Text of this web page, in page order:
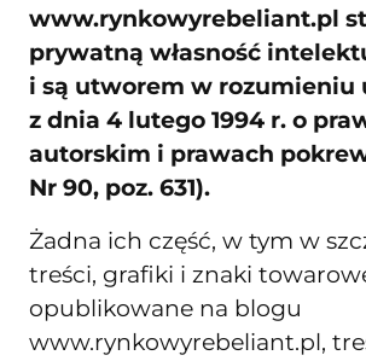
www.rynkowyrebeliant.pl
prywatną własność
i są utworem w rozumieniu
z dnia 4 lutego 1994 r. o
autorskim i prawach
Nr 90, poz. 631).
Żadna ich część, w tym w
treści, grafiki i znaki
opublikowane na blogu
www.rynkowyrebeliant.pl,